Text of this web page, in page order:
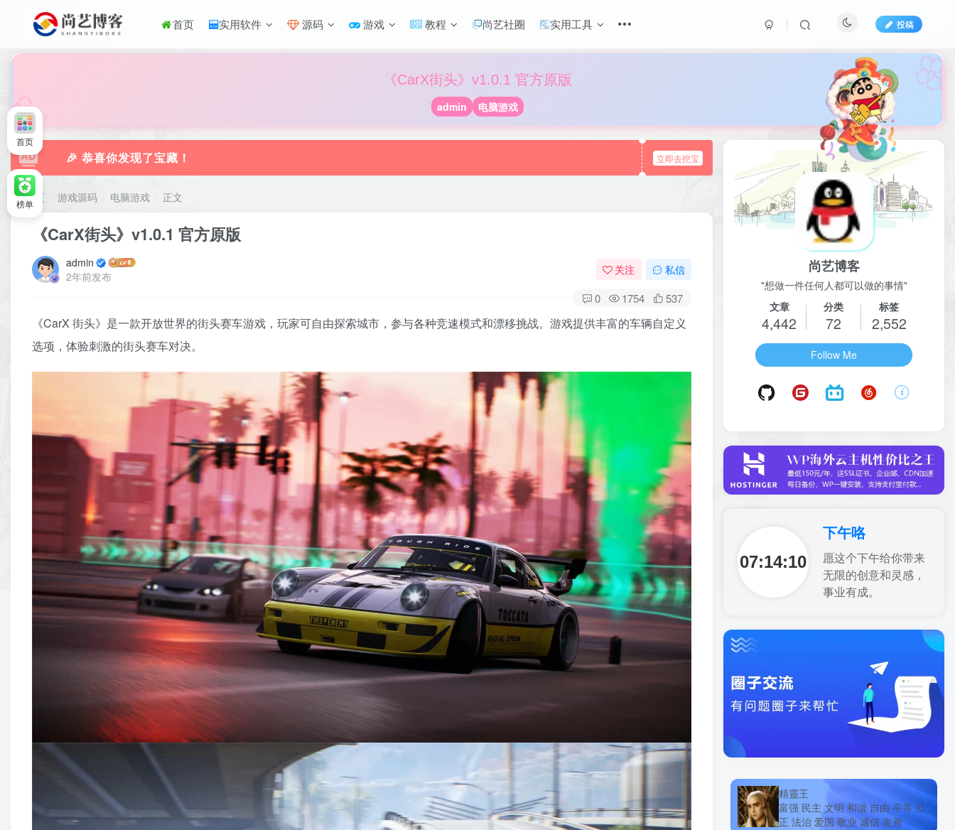
首页 实用软件 源码 游戏 教程 尚艺社圈 实用工具 投稿
《CarX街头》v1.0.1 官方原版
admin 电脑游戏
🎉 恭喜你发现了宝藏！ 立即去挖宝
首页 游戏源码 电脑游戏 正文
《CarX街头》v1.0.1 官方原版
admin
2年前发布
关注 私信
0 1754 537
《CarX 街头》是一款开放世界的街头赛车游戏，玩家可自由探索城市，参与各种竞速模式和漂移挑战。游戏提供丰富的车辆自定义
选项，体验刺激的街头赛车对决。
尚艺博客
"想做一件任何人都可以做的事情"
文章
4,442
分类
72
标签
2,552
Follow Me
07:14:12
下午咯
愿这个下午给你带来
无限的创意和灵感，
事业有成。
精靈王
富强 民主 文明 和谐 自由 平等 公
正 法治 爱国 敬业 诚信 友善
首页
榜单